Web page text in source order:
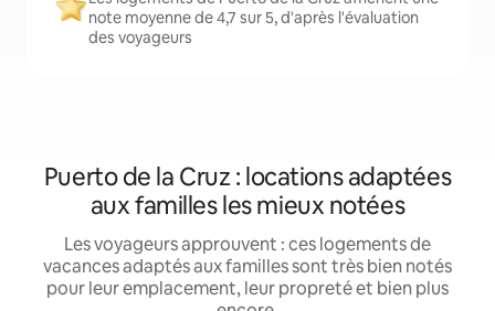
note moyenne de 4,7 sur 5, d'après l'évaluation
des voyageurs
Puerto de la Cruz : locations adaptées
aux familles les mieux notées
Les voyageurs approuvent : ces logements de
vacances adaptés aux familles sont très bien notés
pour leur emplacement, leur propreté et bien plus